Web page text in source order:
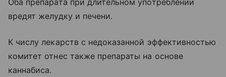
вредят желудку и печени.
К числу лекарств с недоказанной эффективностью
комитет отнес также препараты на основе
каннабиса.